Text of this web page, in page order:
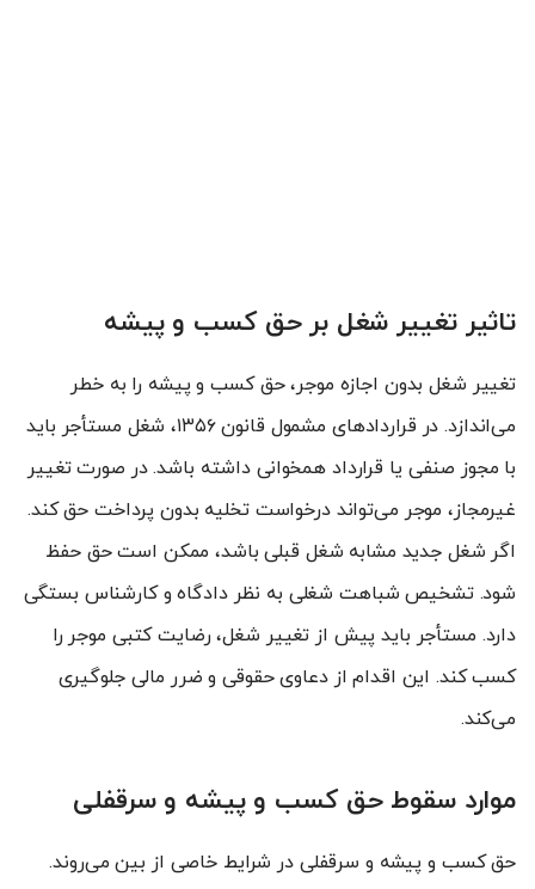
تاثیر تغییر شغل بر حق کسب و پیشه
تغییر شغل بدون اجازه موجر، حق کسب و پیشه را به خطر
می‌اندازد. در قراردادهای مشمول قانون ۱۳۵۶، شغل مستأجر باید
با مجوز صنفی یا قرارداد همخوانی داشته باشد. در صورت تغییر
غیرمجاز، موجر می‌تواند درخواست تخلیه بدون پرداخت حق کند.
اگر شغل جدید مشابه شغل قبلی باشد، ممکن است حق حفظ
شود. تشخیص شباهت شغلی به نظر دادگاه و کارشناس بستگی
دارد. مستأجر باید پیش از تغییر شغل، رضایت کتبی موجر را
کسب کند. این اقدام از دعاوی حقوقی و ضرر مالی جلوگیری
می‌کند.
موارد سقوط حق کسب و پیشه و سرقفلی
حق کسب و پیشه و سرقفلی در شرایط خاصی از بین می‌روند.